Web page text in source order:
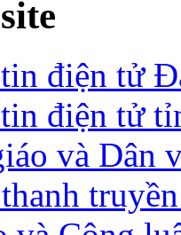
điện tử
điện tử
và Dân